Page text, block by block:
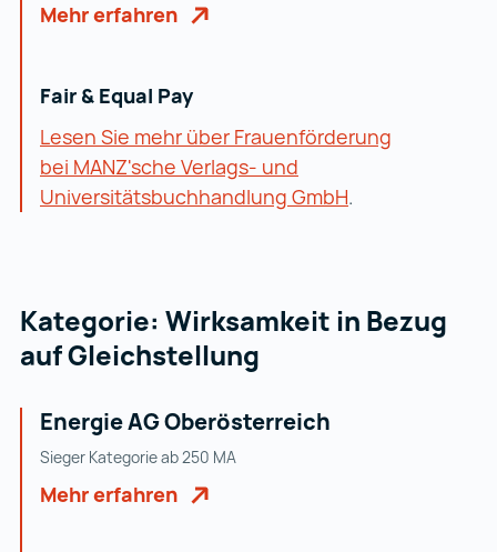
Mehr erfahren
Fair & Equal Pay
Lesen Sie mehr über Frauenförderung
bei MANZ'sche Verlags- und
Universitätsbuchhandlung GmbH.
Kategorie: Wirksamkeit in Bezug
auf Gleichstellung
Energie AG Oberösterreich
Sieger Kategorie ab 250 MA
Mehr erfahren